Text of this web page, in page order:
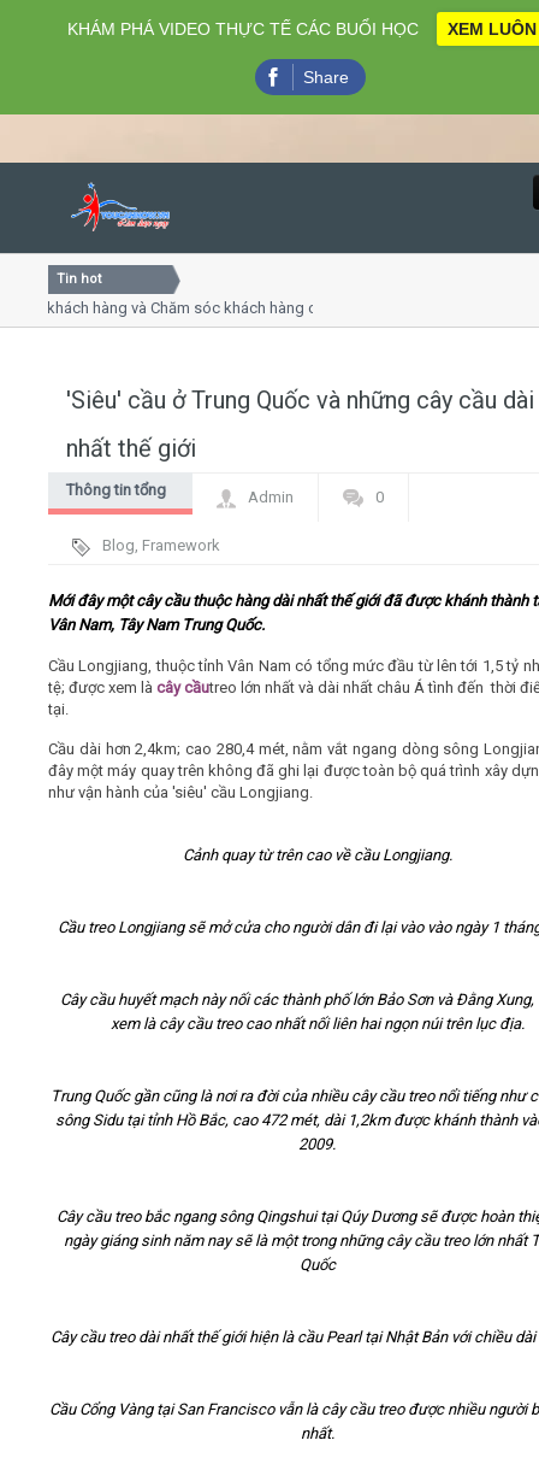
Close
Home
Video
Kiến thức
Liên hệ - Đăng ký
Tìm kiếm
Tin hot
hàng và Chăm sóc khách hàng chuyên nghiệp
'Siêu' cầu ở Trung Quốc và những cây cầu dài
nhất thế giới
Thông tin tổng
Admin 0
Blog, Framework
Mới đây một cây cầu thuộc hàng dài nhất thế giới đã được khánh thành
Vân Nam, Tây Nam Trung Quốc.
Cầu Longjiang, thuộc tỉnh Vân Nam có tổng mức đầu từ lên tới 1,5 tỷ
tệ; được xem là cây cầutreo lớn nhất và dài nhất châu Á tình đến thời
tại.
Cầu dài hơn 2,4km; cao 280,4 mét, nằm vắt ngang dòng sông
đây một máy quay trên không đã ghi lại được toàn bộ quá trình xây
như vận hành của 'siêu' cầu Longjiang.
Cảnh quay từ trên cao về cầu Longjiang.
Cầu treo Longjiang sẽ mở cửa cho người dân đi lại vào vào ngày 1
Cây cầu huyết mạch này nối các thành phố lớn Bảo Sơn và Đằng
xem là cây cầu treo cao nhất nối liên hai ngọn núi trên lục địa.
Trung Quốc gần cũng là nơi ra đời của nhiều cây cầu treo nổi tiếng như
sông Sidu tại tỉnh Hồ Bắc, cao 472 mét, dài 1,2km được khánh thành
2009.
Cây cầu treo bắc ngang sông Qingshui tại Qúy Dương sẽ được hoàn
ngày giáng sinh năm nay sẽ là một trong những cây cầu treo lớn nhất
Quốc
Cây cầu treo dài nhất thế giới hiện là cầu Pearl tại Nhật Bản với chiều
Cầu Cổng Vàng tại San Francisco vẫn là cây cầu treo được nhiều người
nhất.
KHÁM PHÁ VIDEO THỰC TẾ CÁC BUỔI HỌC XEM LUÔN
Share